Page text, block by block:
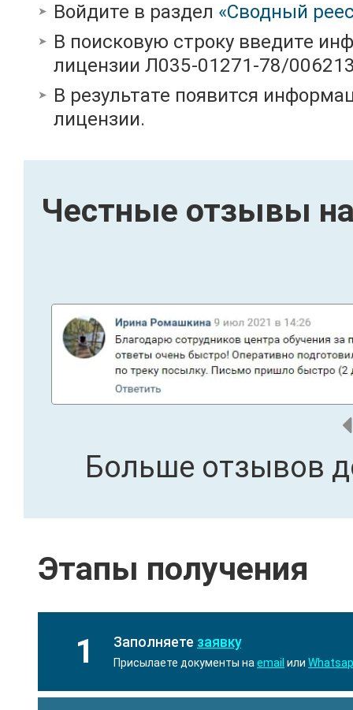
Войдите в раздел «Сводный
В поисковую строку введите
лицензии Л035-01271-78/
В результате появится
лицензии.
Честные отзывы
Больше отзывов
Этапы получения
1 Заполняете заявку
Присылаете документы на email или